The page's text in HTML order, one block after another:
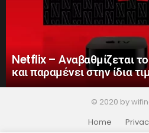
Netflix – Αναβαθμίζεται
και παραμένει στην ίδια
© 2020 by
Home